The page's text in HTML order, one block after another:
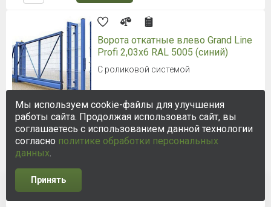
Ворота откатные влево Grand Line
Profi 2,03x6 RAL 5005 (синий)
С роликовой системой
Наличие:Уточняйте
149 470 руб. / шт.
Ворота откатные влево Grand Line
Мы используем cookie-файлы для улучшения
работы сайта. Продолжая использовать сайт, вы
соглашаетесь с использованием данной технологии
согласно политике обработки персональных
данных.
Принять